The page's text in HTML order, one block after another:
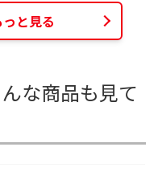
と見る
な商品も見て